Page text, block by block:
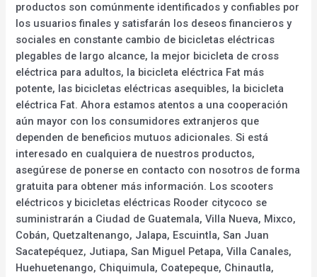
productos son comúnmente identificados y confiables por
los usuarios finales y satisfarán los deseos financieros y
sociales en constante cambio de bicicletas eléctricas
plegables de largo alcance, la mejor bicicleta de cross
eléctrica para adultos, la bicicleta eléctrica Fat más
potente, las bicicletas eléctricas asequibles, la bicicleta
eléctrica Fat. Ahora estamos atentos a una cooperación
aún mayor con los consumidores extranjeros que
dependen de beneficios mutuos adicionales. Si está
interesado en cualquiera de nuestros productos,
asegúrese de ponerse en contacto con nosotros de forma
gratuita para obtener más información. Los scooters
eléctricos y bicicletas eléctricas Rooder citycoco se
suministrarán a Ciudad de Guatemala, Villa Nueva, Mixco,
Cobán, Quetzaltenango, Jalapa, Escuintla, San Juan
Sacatepéquez, Jutiapa, San Miguel Petapa, Villa Canales,
Huehuetenango, Chiquimula, Coatepeque, Chinautla,